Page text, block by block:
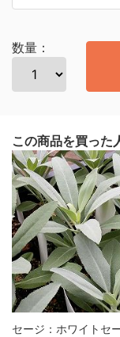
数量：
この商品を買った
セージ：ホワイトセ